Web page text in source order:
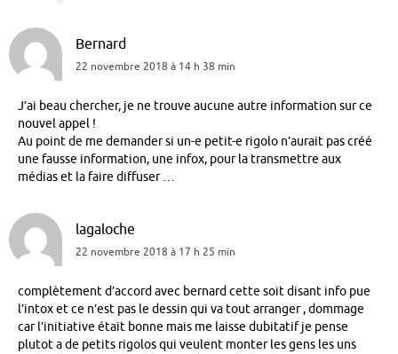
Bernard
22 novembre 2018 à 14 h 38 min
J’ai beau chercher, je ne trouve aucune autre information sur ce
nouvel appel !
Au point de me demander si un-e petit-e rigolo n’aurait pas créé
une fausse information, une infox, pour la transmettre aux
médias et la faire diffuser …
lagaloche
22 novembre 2018 à 17 h 25 min
complètement d’accord avec bernard cette soit disant info pue
l’intox et ce n’est pas le dessin qui va tout arranger , dommage
car l’initiative était bonne mais me laisse dubitatif je pense
plutot a de petits rigolos qui veulent monter les gens les uns